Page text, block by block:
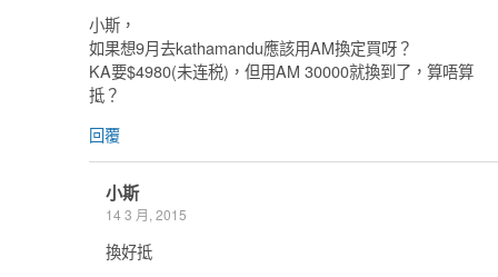
小斯，
如果想9月去kathamandu應該用AM換定買呀？
KA要$4980(未连税)，但用AM 30000就換到了，算唔算
抵？
回覆
小斯
14 3 月, 2015
換好抵